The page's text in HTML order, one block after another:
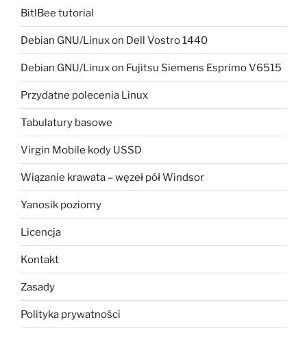
BitlBee tutorial
Debian GNU/Linux on Dell Vostro 1440
Debian GNU/Linux on Fujitsu Siemens Esprimo V6515
Przydatne polecenia Linux
Tabulatury basowe
Virgin Mobile kody USSD
Wiązanie krawata – węzeł pół Windsor
Yanosik poziomy
Licencja
Kontakt
Zasady
Polityka prywatności